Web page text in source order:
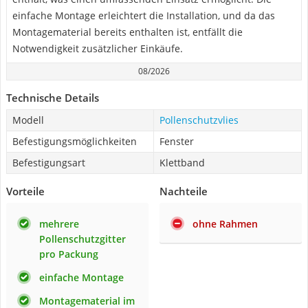
einfache Montage erleichtert die Installation, und da das
Montagematerial bereits enthalten ist, entfällt die
Notwendigkeit zusätzlicher Einkäufe.
08/2026
Technische Details
Modell
Pollenschutzvlies
Befestigungsmöglichkeiten
Fenster
Befestigungsart
Klettband
Vorteile
mehrere
Pollenschutzgitter
pro Packung
einfache Montage
Montagematerial im
Nachteile
ohne Rahmen